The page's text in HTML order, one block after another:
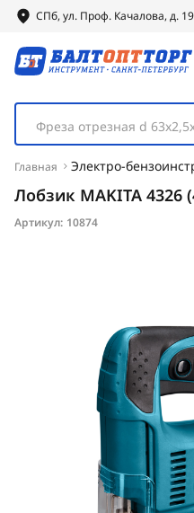
СПб, ул. Проф. Качалова, д. 19
Фреза отрезная d
Главная Электро-
Лобзик MAKITA 4326
Артикул: 10874